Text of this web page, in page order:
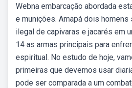
Webna embarcação abordada
e munições. Amapá dois
ilegal de capivaras e jacarés em
14 as armas principais para
espiritual. No estudo de hoje,
primeiras que devemos usar
pode ser comparada a um